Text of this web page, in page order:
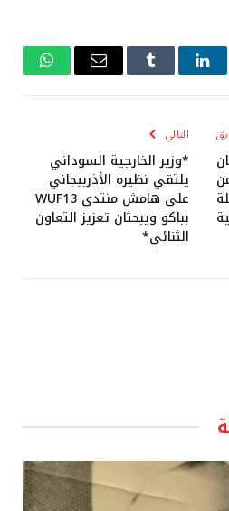
لينكدإن Tumblr البريد
التالي
*وزير الخارجية السوداني
يلتقي نظيره الأذربيجاني
على هامش منتدى WUF13
بباكو ويبحثان تعزيز التعاون
الثنائي*